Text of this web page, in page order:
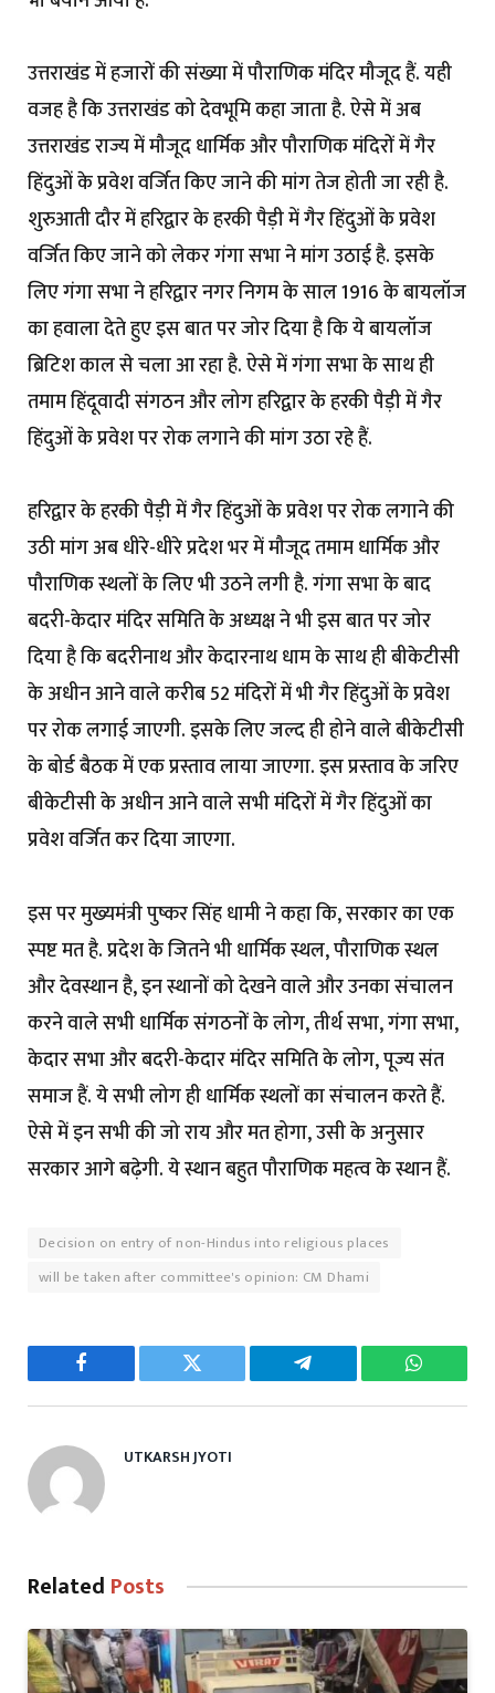
उत्तराखंड में हजारों की संख्या में पौराणिक मंदिर मौजूद हैं. यही
वजह है कि उत्तराखंड को देवभूमि कहा जाता है. ऐसे में अब
उत्तराखंड राज्य में मौजूद धार्मिक और पौराणिक मंदिरों में गैर
हिंदुओं के प्रवेश वर्जित किए जाने की मांग तेज होती जा रही है.
शुरुआती दौर में हरिद्वार के हरकी पैड़ी में गैर हिंदुओं के प्रवेश
वर्जित किए जाने को लेकर गंगा सभा ने मांग उठाई है. इसके
लिए गंगा सभा ने हरिद्वार नगर निगम के साल 1916 के बायलॉज
का हवाला देते हुए इस बात पर जोर दिया है कि ये बायलॉज
ब्रिटिश काल से चला आ रहा है. ऐसे में गंगा सभा के साथ ही
तमाम हिंदूवादी संगठन और लोग हरिद्वार के हरकी पैड़ी में गैर
हिंदुओं के प्रवेश पर रोक लगाने की मांग उठा रहे हैं.
हरिद्वार के हरकी पैड़ी में गैर हिंदुओं के प्रवेश पर रोक लगाने की
उठी मांग अब धीरे-धीरे प्रदेश भर में मौजूद तमाम धार्मिक और
पौराणिक स्थलों के लिए भी उठने लगी है. गंगा सभा के बाद
बदरी-केदार मंदिर समिति के अध्यक्ष ने भी इस बात पर जोर
दिया है कि बदरीनाथ और केदारनाथ धाम के साथ ही बीकेटीसी
के अधीन आने वाले करीब 52 मंदिरों में भी गैर हिंदुओं के प्रवेश
पर रोक लगाई जाएगी. इसके लिए जल्द ही होने वाले बीकेटीसी
के बोर्ड बैठक में एक प्रस्ताव लाया जाएगा. इस प्रस्ताव के जरिए
बीकेटीसी के अधीन आने वाले सभी मंदिरों में गैर हिंदुओं का
प्रवेश वर्जित कर दिया जाएगा.
इस पर मुख्यमंत्री पुष्कर सिंह धामी ने कहा कि, सरकार का एक
स्पष्ट मत है. प्रदेश के जितने भी धार्मिक स्थल, पौराणिक स्थल
और देवस्थान है, इन स्थानों को देखने वाले और उनका संचालन
करने वाले सभी धार्मिक संगठनों के लोग, तीर्थ सभा, गंगा सभा,
केदार सभा और बदरी-केदार मंदिर समिति के लोग, पूज्य संत
समाज हैं. ये सभी लोग ही धार्मिक स्थलों का संचालन करते हैं.
ऐसे में इन सभी की जो राय और मत होगा, उसी के अनुसार
सरकार आगे बढ़ेगी. ये स्थान बहुत पौराणिक महत्व के स्थान हैं.
Decision on entry of non-Hindus into religious places
will be taken after committee's opinion: CM Dhami
Facebook Twitter Telegram
UTKARSH JYOTI
Related Posts